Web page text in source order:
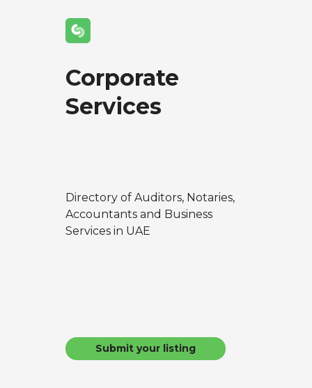
Corporate
Services
Directory of Auditors, Notaries,
Accountants and Business
Services in UAE
Submit your listing